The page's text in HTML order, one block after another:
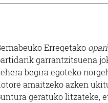
Erregetako
garrantzitsuena
begira egoteko
amaitzeko azken
geratuko litzateke,